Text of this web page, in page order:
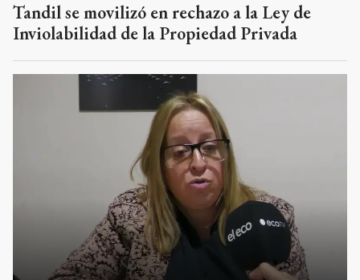
Tandil se movilizó en rechazo a la Ley de
Inviolabilidad de la Propiedad Privada